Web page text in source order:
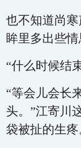
也不知道尚
眸里多出些情
“什么时候结
“等会儿会长
头。”江寄川
袋被扯的生疼